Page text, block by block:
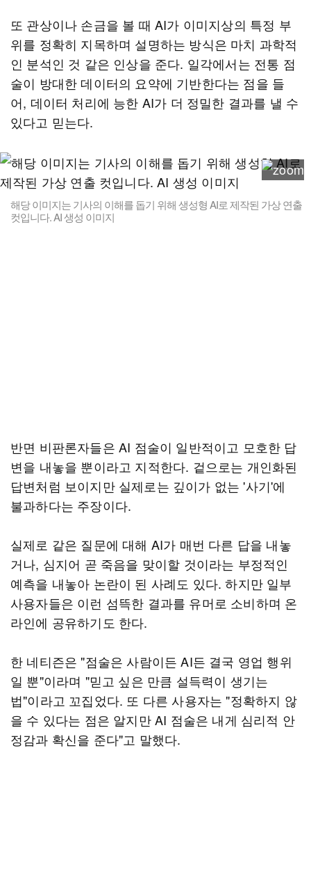
또 관상이나 손금을 볼 때 AI가 이미지상의 특정 부
위를 정확히 지목하며 설명하는 방식은 마치 과학적
인 분석인 것 같은 인상을 준다. 일각에서는 전통 점
술이 방대한 데이터의 요약에 기반한다는 점을 들
어, 데이터 처리에 능한 AI가 더 정밀한 결과를 낼 수
있다고 믿는다.
해당 이미지는 기사의 이해를 돕기 위해 생성형 AI로 제작된 가상 연출
컷입니다. AI 생성 이미지
반면 비판론자들은 AI 점술이 일반적이고 모호한 답
변을 내놓을 뿐이라고 지적한다. 겉으로는 개인화된
답변처럼 보이지만 실제로는 깊이가 없는 '사기'에
불과하다는 주장이다.
실제로 같은 질문에 대해 AI가 매번 다른 답을 내놓
거나, 심지어 곧 죽음을 맞이할 것이라는 부정적인
예측을 내놓아 논란이 된 사례도 있다. 하지만 일부
사용자들은 이런 섬뜩한 결과를 유머로 소비하며 온
라인에 공유하기도 한다.
한 네티즌은 "점술은 사람이든 AI든 결국 영업 행위
일 뿐"이라며 "믿고 싶은 만큼 설득력이 생기는
법"이라고 꼬집었다. 또 다른 사용자는 "정확하지 않
을 수 있다는 점은 알지만 AI 점술은 내게 심리적 안
정감과 확신을 준다"고 말했다.